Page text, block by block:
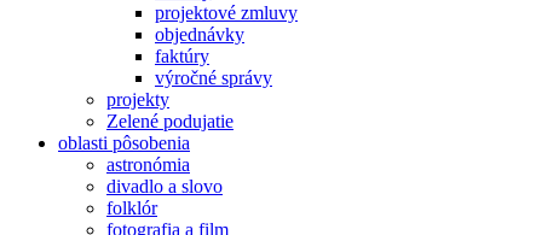
projektové zmluvy
objednávky
faktúry
výročné správy
projekty
Zelené podujatie
oblasti pôsobenia
astronómia
divadlo a slovo
folklór
fotografia a film